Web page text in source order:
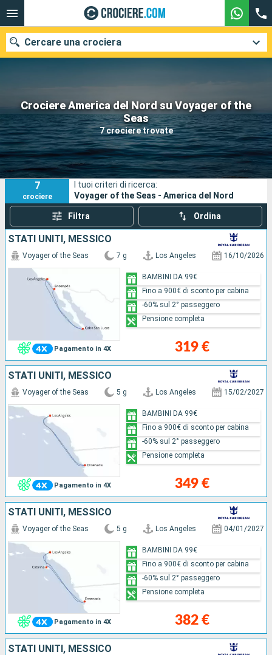
Crociere America del Nord su Voyager of the
Seas
7 crociere trovate
Cercare una crociera
Le nostre destinazioni
Mesi di partenza
Porti Compagnie
Ricerca
7
crociere
I tuoi criteri di ricerca:
Voyager of the Seas - America del Nord
Filtra Ordina
STATI UNITI, MESSICO
Pagamento in 4X
Voyager of the Seas 7 g Los Angeles 16/10/2026
319 €
BAMBINI DA 99€
Fino a 900€ di sconto per cabina
-60% sul 2° passeggero
Pensione completa
STATI UNITI, MESSICO
Pagamento in 4X
Voyager of the Seas 5 g Los Angeles 15/02/2027
349 €
BAMBINI DA 99€
Fino a 900€ di sconto per cabina
-60% sul 2° passeggero
Pensione completa
STATI UNITI, MESSICO
Pagamento in 4X
Voyager of the Seas 5 g Los Angeles 04/01/2027
382 €
BAMBINI DA 99€
Fino a 900€ di sconto per cabina
-60% sul 2° passeggero
Pensione completa
STATI UNITI, MESSICO